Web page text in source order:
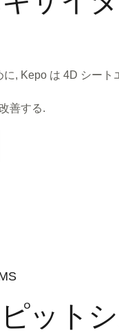
, Kepo は 4D シート
善する.
ット